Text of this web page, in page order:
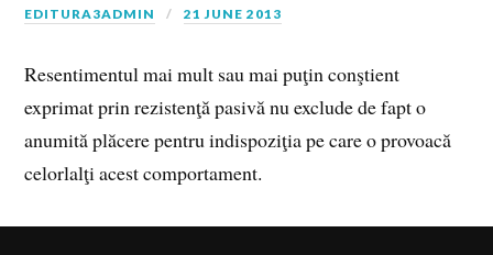
EDITURA3ADMIN 21 JUNE 2013
Resentimentul mai mult sau mai puţin conştient
exprimat prin rezistenţă pasivă nu exclude de fapt o
anumită plăcere pentru indispoziţia pe care o provoacă
celorlalţi acest comportament.